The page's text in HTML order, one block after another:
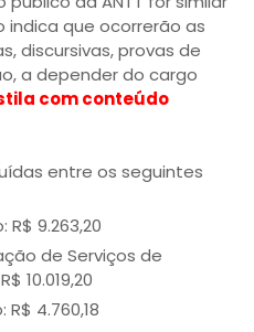
indica que ocorrerão as
discursivas, provas de
a depender do cargo
com conteúdo
entre os seguintes
9.263,20
de Serviços de
10.019,20
4.760,18